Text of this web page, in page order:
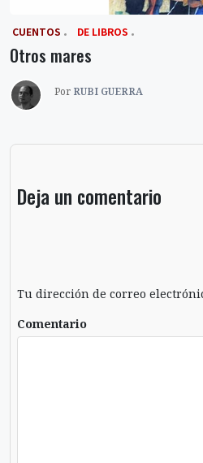
‎ CUENTOS DE LIBROS
Otros mares
Por RUBI GUERRA
Deja un comentario
Tu dirección de correo
Comentario